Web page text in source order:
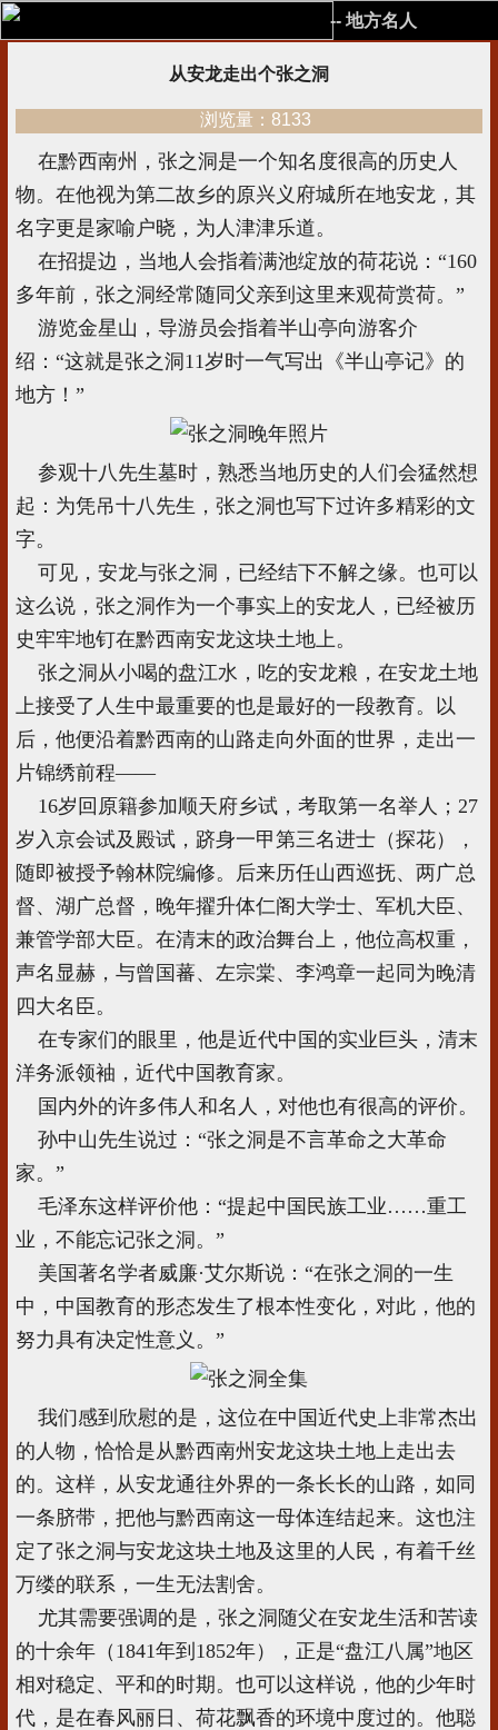
-- 地方名人
从安龙走出个张之洞
浏览量：8133
在黔西南州，张之洞是一个知名度很高的历史人
物。在他视为第二故乡的原兴义府城所在地安龙，其
名字更是家喻户晓，为人津津乐道。
在招提边，当地人会指着满池绽放的荷花说：“160
多年前，张之洞经常随同父亲到这里来观荷赏荷。”
游览金星山，导游员会指着半山亭向游客介
绍：“这就是张之洞11岁时一气写出《半山亭记》的
地方！”
参观十八先生墓时，熟悉当地历史的人们会猛然想
起：为凭吊十八先生，张之洞也写下过许多精彩的文
字。
可见，安龙与张之洞，已经结下不解之缘。也可以
这么说，张之洞作为一个事实上的安龙人，已经被历
史牢牢地钉在黔西南安龙这块土地上。
张之洞从小喝的盘江水，吃的安龙粮，在安龙土地
上接受了人生中最重要的也是最好的一段教育。以
后，他便沿着黔西南的山路走向外面的世界，走出一
片锦绣前程——
16岁回原籍参加顺天府乡试，考取第一名举人；27
岁入京会试及殿试，跻身一甲第三名进士（探花），
随即被授予翰林院编修。后来历任山西巡抚、两广总
督、湖广总督，晚年擢升体仁阁大学士、军机大臣、
兼管学部大臣。在清末的政治舞台上，他位高权重，
声名显赫，与曾国蕃、左宗棠、李鸿章一起同为晚清
四大名臣。
在专家们的眼里，他是近代中国的实业巨头，清末
洋务派领袖，近代中国教育家。
国内外的许多伟人和名人，对他也有很高的评价。
孙中山先生说过：“张之洞是不言革命之大革命
家。”
毛泽东这样评价他：“提起中国民族工业……重工
业，不能忘记张之洞。”
美国著名学者威廉·艾尔斯说：“在张之洞的一生
中，中国教育的形态发生了根本性变化，对此，他的
努力具有决定性意义。”
我们感到欣慰的是，这位在中国近代史上非常杰出
的人物，恰恰是从黔西南州安龙这块土地上走出去
的。这样，从安龙通往外界的一条长长的山路，如同
一条脐带，把他与黔西南这一母体连结起来。这也注
定了张之洞与安龙这块土地及这里的人民，有着千丝
万缕的联系，一生无法割舍。
尤其需要强调的是，张之洞随父在安龙生活和苦读
的十余年（1841年到1852年），正是“盘江八属”地区
相对稳定、平和的时期。也可以这样说，他的少年时
代，是在春风丽日、荷花飘香的环境中度过的。他聪